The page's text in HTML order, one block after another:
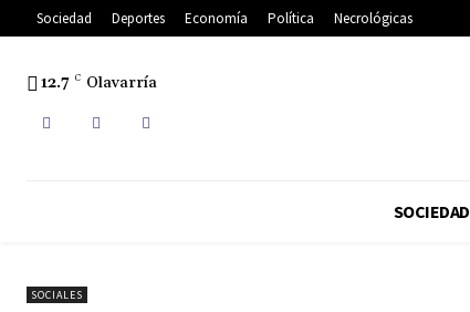
Sociedad Deportes Economía Política Necrológicas
12.7 C Olavarría
SOCIEDAD
SOCIALES